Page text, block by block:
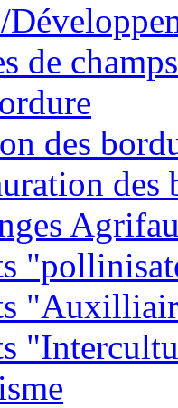
de champs
des
des